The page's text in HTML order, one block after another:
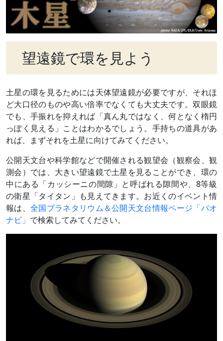
望遠鏡で環を見よう
土星の環を見るためには天体望遠鏡が必要ですが、それほ
ど大口径のものや高い倍率でなくても大丈夫です。双眼鏡
でも、手振れを抑えれば「真ん丸ではなく、何となく楕円
っぽく見える」ことはわかるでしょう。手持ちの道具があ
れば、まずそれを土星に向けてみてください。
公開天文台や科学館などで開催される観望会（観察会、観
測会）では、大きい望遠鏡で土星を見ることができ、環の
中にある「カッシーニの間隙」と呼ばれる隙間や、8等級
の衛星「タイタン」も見えてきます。お近くのイベント情
報は、 全国プラネタリウム＆公開天文台情報ページ「パオ
ナビ」 で検索してみてください。